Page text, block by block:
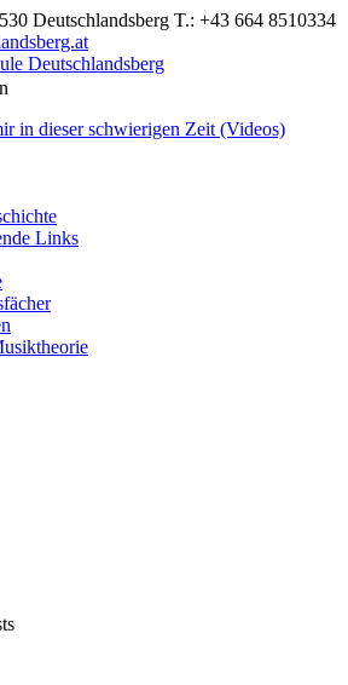
Deutschlandsberg T.: +43 664 8510334
in dieser schwierigen Zeit (Videos)
Links